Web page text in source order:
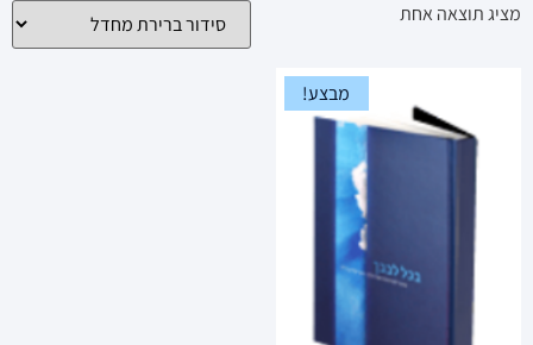
מציג תוצאה אחת
מבצע!